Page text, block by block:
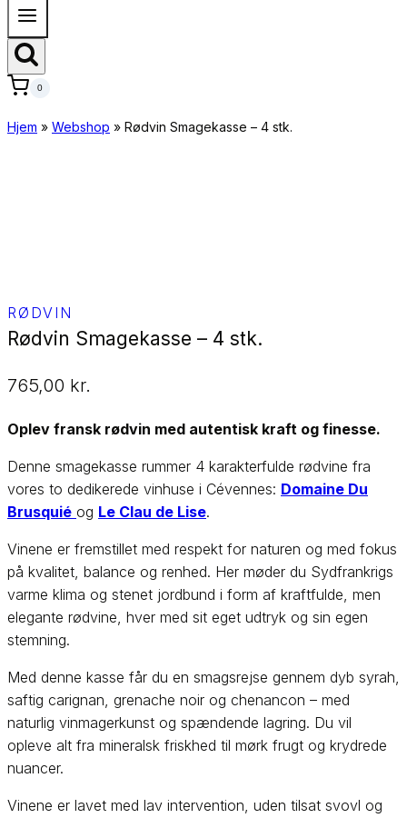
0
Hjem » Webshop » Rødvin Smagekasse – 4 stk.
RØDVIN
Rødvin Smagekasse – 4 stk.
765,00 kr.
Oplev fransk rødvin med autentisk kraft og finesse.
Denne smagekasse rummer 4 karakterfulde rødvine fra
vores to dedikerede vinhuse i Cévennes: Domaine Du
Brusquié og Le Clau de Lise.
Vinene er fremstillet med respekt for naturen og med fokus
på kvalitet, balance og renhed. Her møder du Sydfrankrigs
varme klima og stenet jordbund i form af kraftfulde, men
elegante rødvine, hver med sit eget udtryk og sin egen
stemning.
Med denne kasse får du en smagsrejse gennem dyb syrah,
saftig carignan, grenache noir og chenancon – med
naturlig vinmagerkunst og spændende lagring. Du vil
opleve alt fra mineralsk friskhed til mørk frugt og krydrede
nuancer.
Vinene er lavet med lav intervention, uden tilsat svovl og